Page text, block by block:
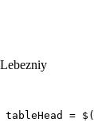
tableHead =